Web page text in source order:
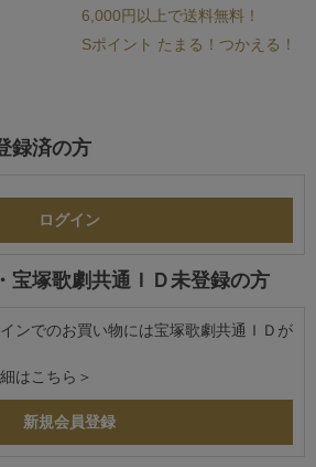
6,000円以上で送料無料！
Sポイント たまる！つかえる！
録済の方
宝塚歌劇共通ＩＤ未登録の方
ンでのお買い物には宝塚歌劇共通ＩＤが
は こちら＞